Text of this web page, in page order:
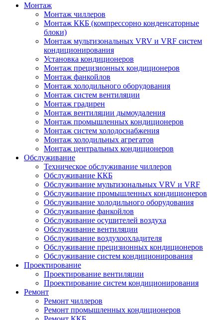
Монтаж
Монтаж чиллеров
Монтаж ККБ (компрессорно конденсаторные
блоки)
Монтаж мультизональных VRV и VRF систем
кондиционирования
Установка кондиционеров
Монтаж прецизионных кондиционеров
Монтаж фанкойлов
Монтаж холодильного оборудования
Монтаж систем вентиляции
Монтаж градирен
Монтаж вентиляции дымоудаления
Монтаж промышленных кондиционеров
Монтаж систем холодоснабжения
Монтаж холодильных агрегатов
Монтаж центральных кондиционеров
Обслуживание
Техническое обслуживание чиллеров
Обслуживание ККБ
Обслуживание мультизональных VRV и VRF
Обслуживание промышленных кондиционеров
Обслуживание холодильного оборудования
Обслуживание фанкойлов
Обслуживание осушителей воздуха
Обслуживание вентиляции
Обслуживание воздухоохладителя
Обслуживание прецизионных кондиционеров
Обслуживание систем кондиционирования
Проектирование
Проектирование вентиляции
Проектирование систем кондиционирования
Ремонт
Ремонт чиллеров
Ремонт промышленных кондиционеров